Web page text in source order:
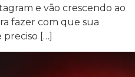
e vão crescendo ao
fazer com que sua
preciso […]